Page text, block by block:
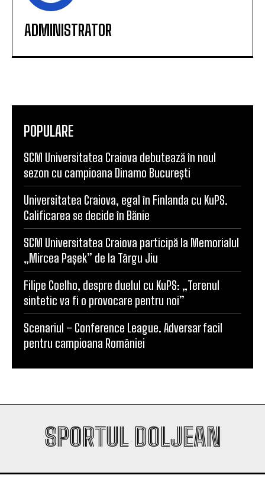
ADMINISTRATOR
POPULARE
SCM Universitatea Craiova debutează în noul
sezon cu campioana Dinamo București
Universitatea Craiova, egal în Finlanda cu KuPS.
Calificarea se decide în Bănie
SCM Universitatea Craiova participă la Memorialul
„Mircea Pașek” de la Târgu Jiu
Filipe Coelho, despre duelul cu KuPS: „Terenul
sintetic va fi o provocare pentru noi”
Scenariul – Conference League. Adversar facil
pentru campioana României
SPORTUL DOLJEAN